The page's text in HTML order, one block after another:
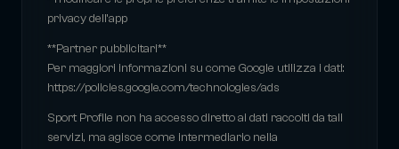
privacy dell’app
**Partner pubblicitari**
Per maggiori informazioni su come Google utilizza i dati:
https://policies.google.com/technologies/ads
Sport Profile non ha accesso diretto ai dati raccolti da tali
servizi, ma agisce come intermediario nella